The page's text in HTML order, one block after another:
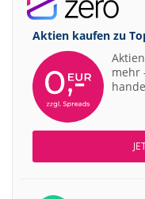
Aktien kaufen zu
mehr